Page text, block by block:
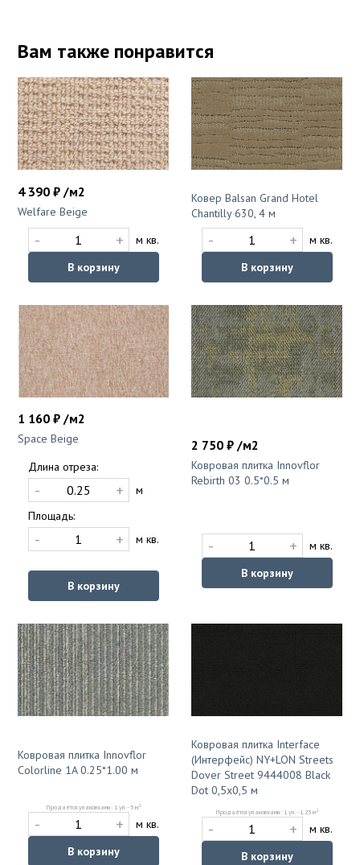
Вам также понравится
4 390 ₽ /м2
Welfare Beige
- +
м кв.
В корзину
Ковер Balsan Grand Hotel
Chantilly 630, 4 м
- +
м кв.
В корзину
1 160 ₽ /м2
Space Beige
Длина отреза:
- +
м
Площадь:
- + м кв.
В корзину
2 750 ₽ /м2
Ковровая плитка Innovflor
Rebirth 03 0.5*0.5 м
- +
м кв.
В корзину
Ковровая плитка Innovflor
Colorline 1A 0.25*1.00 м
Продаётся упаковками: 1 уп. - 5 м2
- +
м кв.
В корзину
Ковровая плитка Interface
(Интерфейс) NY+LON Streets
Dover Street 9444008 Black
Dot 0,5х0,5 м
Продаётся упаковками: 1 уп. - 1.25 м2
- +
м кв.
В корзину